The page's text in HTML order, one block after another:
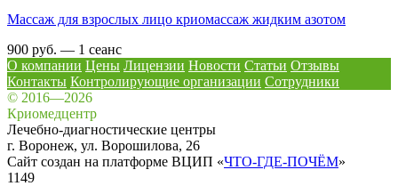
Массаж для взрослых лицо криомассаж жидким азотом
900 руб. — 1 сеанс
О компании Цены Лицензии Новости Статьи Отзывы
Контакты Контролирующие организации Сотрудники
© 2016—2026
Криомедцентр
Лечебно-диагностические центры
г. Воронеж, ул. Ворошилова, 26
Сайт создан на платформе ВЦИП «ЧТО-ГДЕ-ПОЧЁМ»
1149